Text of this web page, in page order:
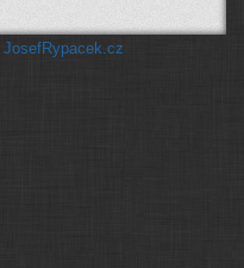
JosefRypacek.cz